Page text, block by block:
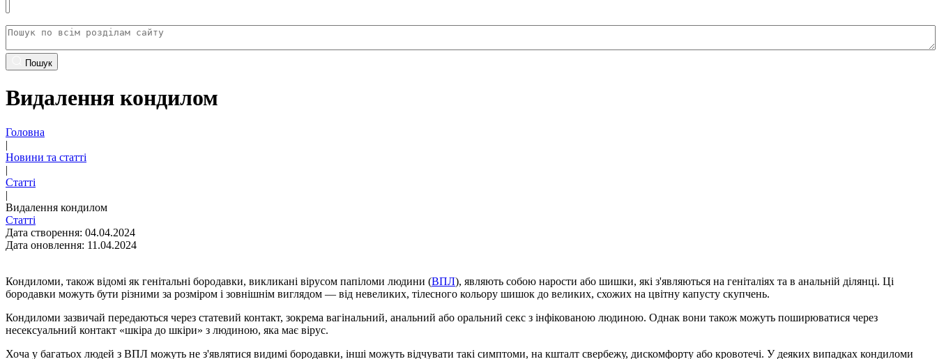
Пошук
Видалення кондилом
Головна
|
Новини та статті
|
Статті
|
Видалення кондилом
Статті
Дата створення: 04.04.2024
Дата оновлення: 11.04.2024
Кондиломи, також відомі як генітальні бородавки, викликані вірусом папіломи людини (ВПЛ), являють собою нарости або шишки, які з'являються на геніталіях та в анальній ділянці. Ці
бородавки можуть бути різними за розміром і зовнішнім виглядом — від невеликих, тілесного кольору шишок до великих, схожих на цвітну капусту скупчень.
Кондиломи зазвичай передаються через статевий контакт, зокрема вагінальний, анальний або оральний секс з інфікованою людиною. Однак вони також можуть поширюватися через
несексуальний контакт «шкіра до шкіри» з людиною, яка має вірус.
Хоча у багатьох людей з ВПЛ можуть не з'являтися видимі бородавки, інші можуть відчувати такі симптоми, на кшталт свербежу, дискомфорту або кровотечі. У деяких випадках кондиломи